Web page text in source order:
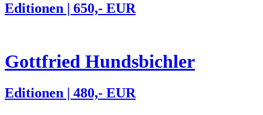
Editionen | 650,- EUR
Gottfried Hundsbichler
Editionen | 480,- EUR